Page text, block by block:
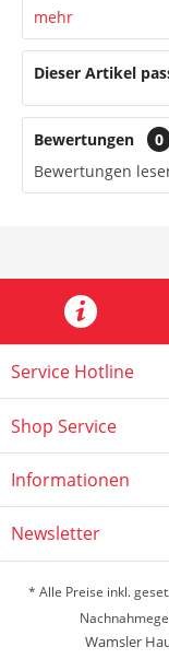
mehr
Dieser Artikel
Bewertungen
0
Bewertungen
Service Hotline
Shop Service
Informationen
Newsletter
* Alle Preise inkl.
Wamsler